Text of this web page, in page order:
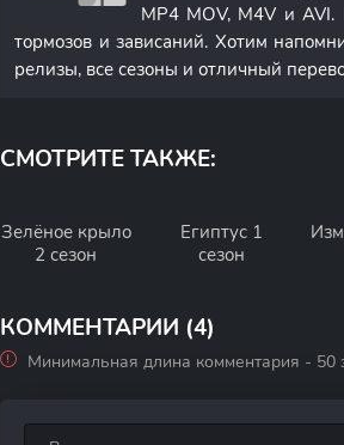
MP4 MOV, M4V и
тормозов и зависаний. Хотим
релизы, все сезоны и отличный
СМОТРИТЕ ТАКЖЕ:
Зелёное крыло
2 сезон
Египтус 1
сезон
КОММЕНТАРИИ (4)
Минимальная длина комментария - 50